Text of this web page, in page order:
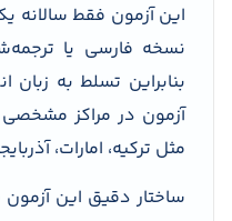
این آزمون فقط سالانه
نسخه فارسی یا
بنابراین تسلط به
آزمون در مراکز مشخصی
مثل ترکیه، امارات،
ساختار دقیق این